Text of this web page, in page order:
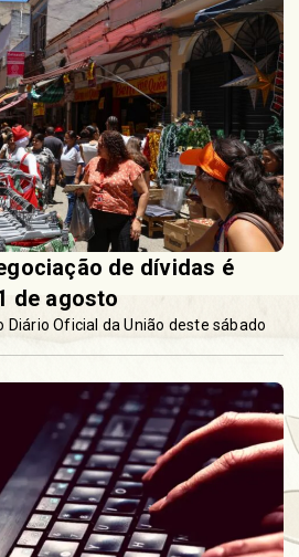
de dívidas é
de agosto
Oficial da União deste sábado